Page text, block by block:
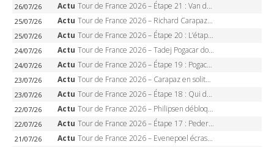
26/07/26 Actu Tour de France 2026 – Étape 21 : Van der Poel, Pogacar, qui succédera à Wout van Aert sur les Champs-Elysées ?
25/07/26 Actu Tour de France 2026 – Richard Carapaz roi des Alpes, doublé et maillot à pois, Seixas perd le podium
25/07/26 Actu Tour de France 2026 – Étape 20 : L’étape reine, Galibier, Sarenne, Alpe d’Huez, qui succédera à Pogacar ?
24/07/26 Actu Tour de France 2026 – Tadej Pogacar dompte l’Alpe d’Huez, 5e victoire, record de Pantani pulvérisé
24/07/26 Actu Tour de France 2026 – Étape 19 : Pogacar peut-il enfin dompter l’Alpe d’Huez ?
23/07/26 Actu Tour de France 2026 – Carapaz en solitaire à Orcières-Merlette, Paret-Peintre à un point du maillot à pois
23/07/26 Actu Tour de France 2026 – Étape 18 : Qui domptera Orcières-Merlette, première marche vers l’Alpe d’Huez ?
22/07/26 Actu Tour de France 2026 – Philipsen débloque son compteur à Voiron, Pedersen en danger pour le maillot vert
22/07/26 Actu Tour de France 2026 – Étape 17 : Pedersen peut-il verrouiller le maillot vert à Voiron ?
21/07/26 Actu Tour de France 2026 – Evenepoel écrase le chrono d’Évian, Seixas 4e, Lipowitz abandonne